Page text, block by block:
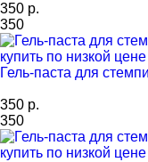
350 р.
350
Гель-паста для
350 р.
350